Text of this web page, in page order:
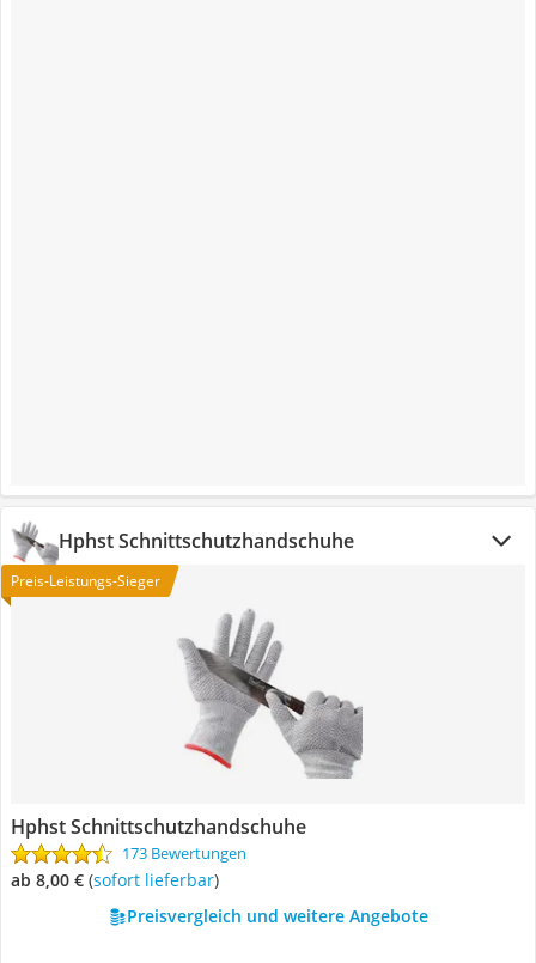
Hphst Schnittschutzhandschuhe
Preis-Leistungs-Sieger
Hphst Schnittschutzhandschuhe
173 Bewertungen
ab 8,00 € ( Sofort lieferbar)
Preisvergleich und weitere Angebote